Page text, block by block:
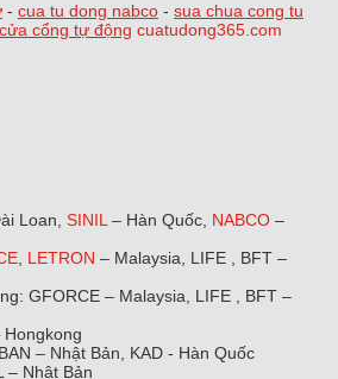
- cua tu dong nabco - sua chua cong tu
cửa cổng tự động cuatudong365.com
Loan, SINIL – Hàn Quốc, NABCO –
LETRON – Malaysia, LIFE , BFT –
GFORCE – Malaysia, LIFE , BFT –
– Nhật Bản, KAD - Hàn Quốc
– Nhật Bản